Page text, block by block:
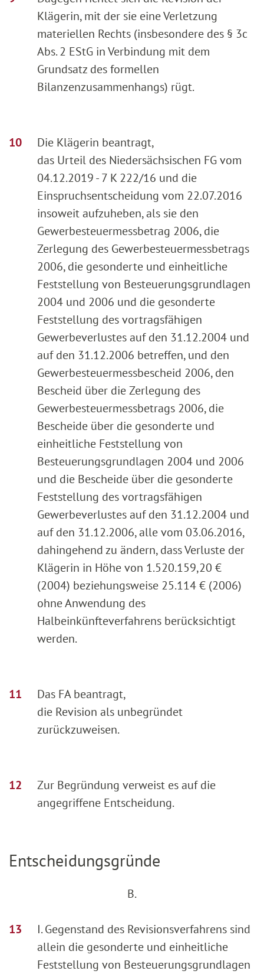
Klägerin, mit der sie eine Verletzung
materiellen Rechts (insbesondere des § 3c
Abs. 2 EStG in Verbindung mit dem
Grundsatz des formellen
Bilanzenzusammenhangs) rügt.
Die Klägerin beantragt,
das Urteil des Niedersächsischen FG vom
04.12.2019 - 7 K 222/16 und die
Einspruchsentscheidung vom 22.07.2016
insoweit aufzuheben, als sie den
Gewerbesteuermessbetrag 2006, die
Zerlegung des Gewerbesteuermessbetrags
2006, die gesonderte und einheitliche
Feststellung von Besteuerungsgrundlagen
2004 und 2006 und die gesonderte
Feststellung des vortragsfähigen
Gewerbeverlustes auf den 31.12.2004 und
auf den 31.12.2006 betreffen, und den
Gewerbesteuermessbescheid 2006, den
Bescheid über die Zerlegung des
Gewerbesteuermessbetrags 2006, die
Bescheide über die gesonderte und
einheitliche Feststellung von
Besteuerungsgrundlagen 2004 und 2006
und die Bescheide über die gesonderte
Feststellung des vortragsfähigen
Gewerbeverlustes auf den 31.12.2004 und
auf den 31.12.2006, alle vom 03.06.2016,
dahingehend zu ändern, dass Verluste der
Klägerin in Höhe von 1.520.159,20 €
(2004) beziehungsweise 25.114 € (2006)
ohne Anwendung des
Halbeinkünfteverfahrens berücksichtigt
werden.
Das FA beantragt,
die Revision als unbegründet
zurückzuweisen.
Zur Begründung verweist es auf die
angegriffene Entscheidung.
Entscheidungsgründe
B.
I. Gegenstand des Revisionsverfahrens sind
allein die gesonderte und einheitliche
Feststellung von Besteuerungsgrundlagen